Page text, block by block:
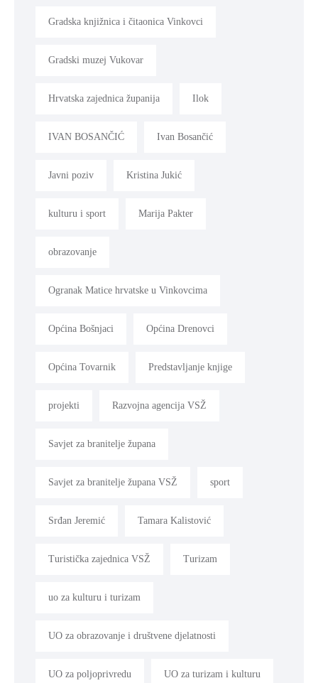
Gradska knjižnica i čitaonica Vinkovci
Gradski muzej Vukovar
Hrvatska zajednica županija Ilok
IVAN BOSANČIĆ Ivan Bosančić
Javni poziv Kristina Jukić
kulturu i sport Marija Pakter
obrazovanje
Ogranak Matice hrvatske u Vinkovcima
Općina Bošnjaci Općina Drenovci
Općina Tovarnik Predstavljanje knjige
projekti Razvojna agencija VSŽ
Savjet za branitelje župana
Savjet za branitelje župana VSŽ sport
Srđan Jeremić Tamara Kalistović
Turistička zajednica VSŽ Turizam
uo za kulturu i turizam
UO za obrazovanje i društvene djelatnosti
UO za poljoprivredu UO za turizam i kulturu